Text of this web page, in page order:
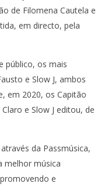
de Filomena Cautela e
em directo, pela
público, os mais
e Slow J, ambos
em 2020, os Capitão
e Slow J editou, de
da Passmúsica,
melhor música
e